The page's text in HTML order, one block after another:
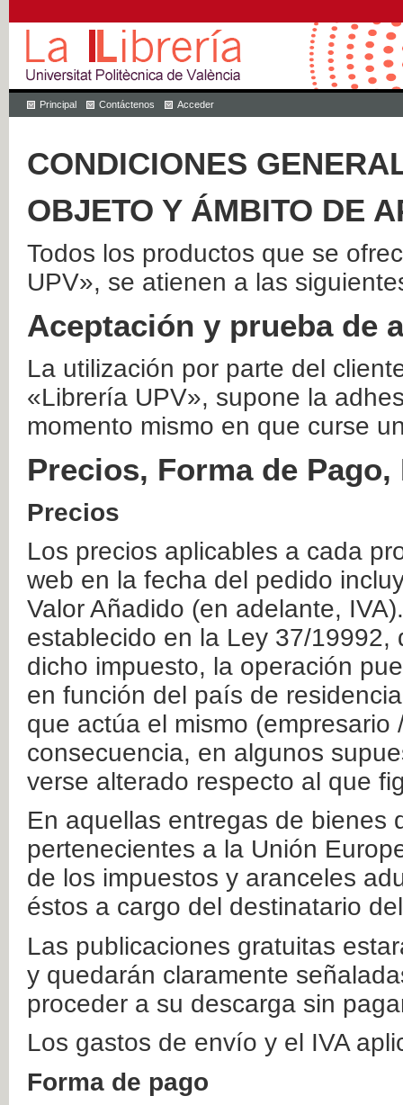
Principal Contáctenos Acceder
CONDICIONES
OBJETO Y ÁMBITO DE
Todos los productos que se
UPV», se atienen a las
Aceptación y prueba de
La utilización por parte del
«Librería UPV», supone la
momento mismo en que curse
Precios, Forma de
Precios
Los precios aplicables a cada
web en la fecha del pedido
Valor Añadido (en adelante,
establecido en la Ley 37/
dicho impuesto, la operación
en función del país de
que actúa el mismo
consecuencia, en algunos
verse alterado respecto al que
En aquellas entregas de bienes
pertenecientes a la Unión
de los impuestos y aranceles
éstos a cargo del destinatario
Las publicaciones gratuitas
y quedarán claramente
proceder a su descarga sin
Los gastos de envío y el IVA
Forma de pago